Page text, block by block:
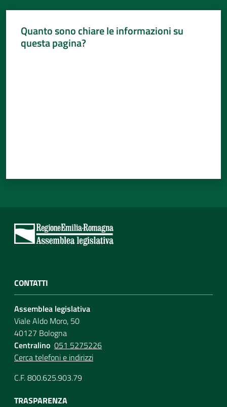
Quanto sono chiare le informazioni su
questa pagina?
CONTATTI
Assemblea legislativa
Viale Aldo Moro, 50
40127 Bologna
Centralino 051 5275226
Cerca telefoni e indirizzi
C.F. 800.625.903.79
TRASPARENZA